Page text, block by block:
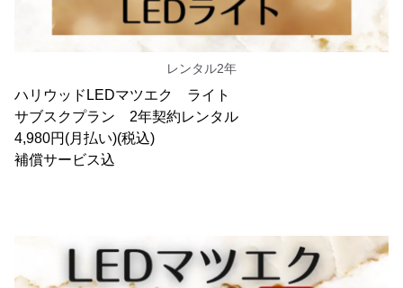
レンタル2年
ハリウッドLEDマツエク ライト
サブスクプラン 2年契約レンタル
4,980円(月払い)(税込)
補償サービス込